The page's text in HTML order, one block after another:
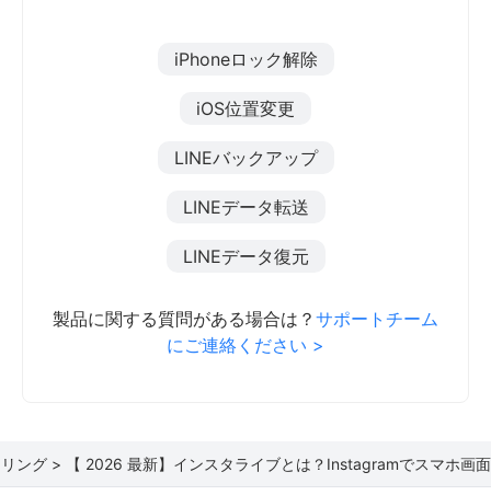
iPhoneロック解除
iOS位置変更
LINEバックアップ
LINEデータ転送
LINEデータ復元
製品に関する質問がある場合は？ サポートチーム
にご連絡ください >
ング > 【 2026 最新】インスタライブとは？Instagramでスマホ画